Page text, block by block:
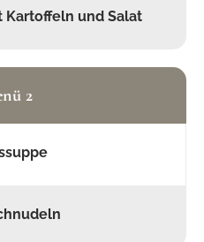
Kartoffeln und Salat
2